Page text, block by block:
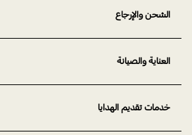
الشحن والإرجاع
العناية والصيانة
خدمات تقديم الهدايا